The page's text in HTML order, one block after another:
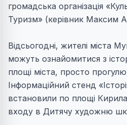
громадська організація
Туризм» (керівник Максим
Відсьогодні, жителі міста
можуть ознайомитися з
площі міста, просто
Інформаційний стенд
встановили по площі
входу в Дитячу художню